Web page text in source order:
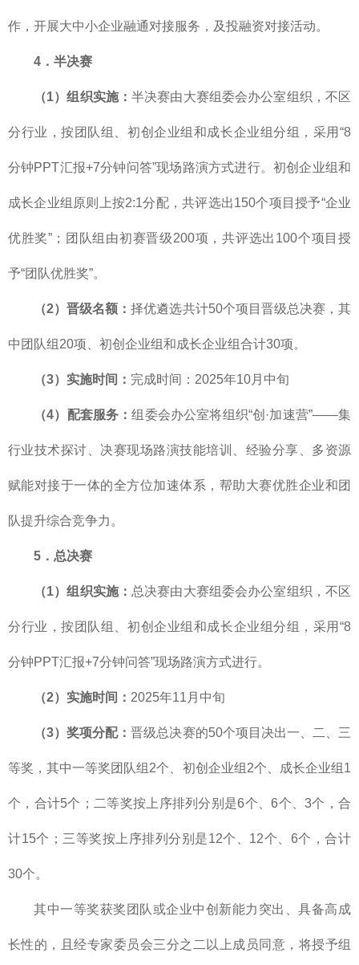
作，开展大中小企业融通对接服务，及投融资对接活动。
4．半决赛
（1）组织实施： 半决赛由大赛组委会办公室组织，不区
分行业，按团队组、初创企业组和成长企业组分组，采用“8
分钟PPT汇报+7分钟问答”现场路演方式进行。初创企业组和
成长企业组原则上按2:1分配，共评选出150个项目授予“企业
优胜奖”；团队组由初赛晋级200项，共评选出100个项目授
予“团队优胜奖”。
（2）晋级名额：择优遴选共计50个项目晋级总决赛，其
中团队组20项、初创企业组和成长企业组合计30项。
（3）实施时间： 完成时间：2025年10月中旬
（4）配套服务：组委会办公室将组织“创·加速营”——集
行业技术探讨、决赛现场路演技能培训、经验分享、多资源
赋能对接于一体的全方位加速体系，帮助大赛优胜企业和团
队提升综合竞争力。
5．总决赛
（1）组织实施： 总决赛由大赛组委会办公室组织，不区
分行业，按团队组、初创企业组和成长企业组分组，采用“8
分钟PPT汇报+7分钟问答”现场路演方式进行。
（2）实施时间： 2025年11月中旬
（3）奖项分配：晋级总决赛的50个项目决出一、二、三
等奖，其中一等奖团队组2个、初创企业组2个、成长企业组1
个，合计5个；二等奖按上序排列分别是6个、6个、3个，合
计15个；三等奖按上序排列分别是12个、12个、6个，合计
30个。
其中一等奖获奖团队或企业中创新能力突出、具备高成
长性的，且经专家委员会三分之二以上成员同意，将授予组